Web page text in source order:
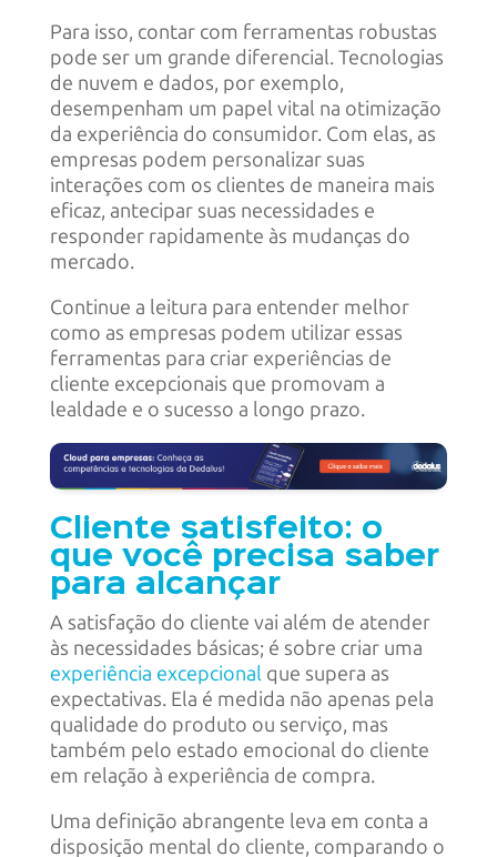
Para isso, contar com ferramentas robustas
pode ser um grande diferencial. Tecnologias
de nuvem e dados, por exemplo,
desempenham um papel vital na otimização
da experiência do consumidor. Com elas, as
empresas podem personalizar suas
interações com os clientes de maneira mais
eficaz, antecipar suas necessidades e
responder rapidamente às mudanças do
mercado.
Continue a leitura para entender melhor
como as empresas podem utilizar essas
ferramentas para criar experiências de
cliente excepcionais que promovam a
lealdade e o sucesso a longo prazo.
Cliente satisfeito: o
que você precisa saber
para alcançar
A satisfação do cliente vai além de atender
às necessidades básicas; é sobre criar uma
experiência excepcionalque supera as
expectativas. Ela é medida não apenas pela
qualidade do produto ou serviço, mas
também pelo estado emocional do cliente
em relação à experiência de compra.
Uma definição abrangente leva em conta a
disposição mental do cliente, comparando o